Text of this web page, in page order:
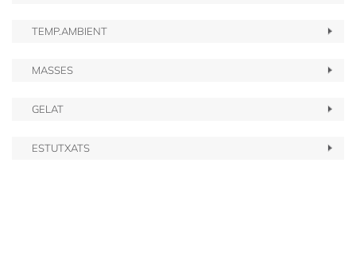
TEMP.AMBIENT
MASSES
GELAT
ESTUTXATS